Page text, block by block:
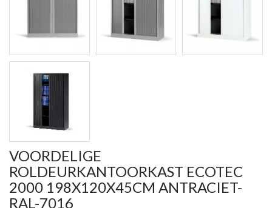
VOORDELIGE
ROLDEURKANTOORKAST ECOTEC
2000 198X120X45CM ANTRACIET-
RAL-7016